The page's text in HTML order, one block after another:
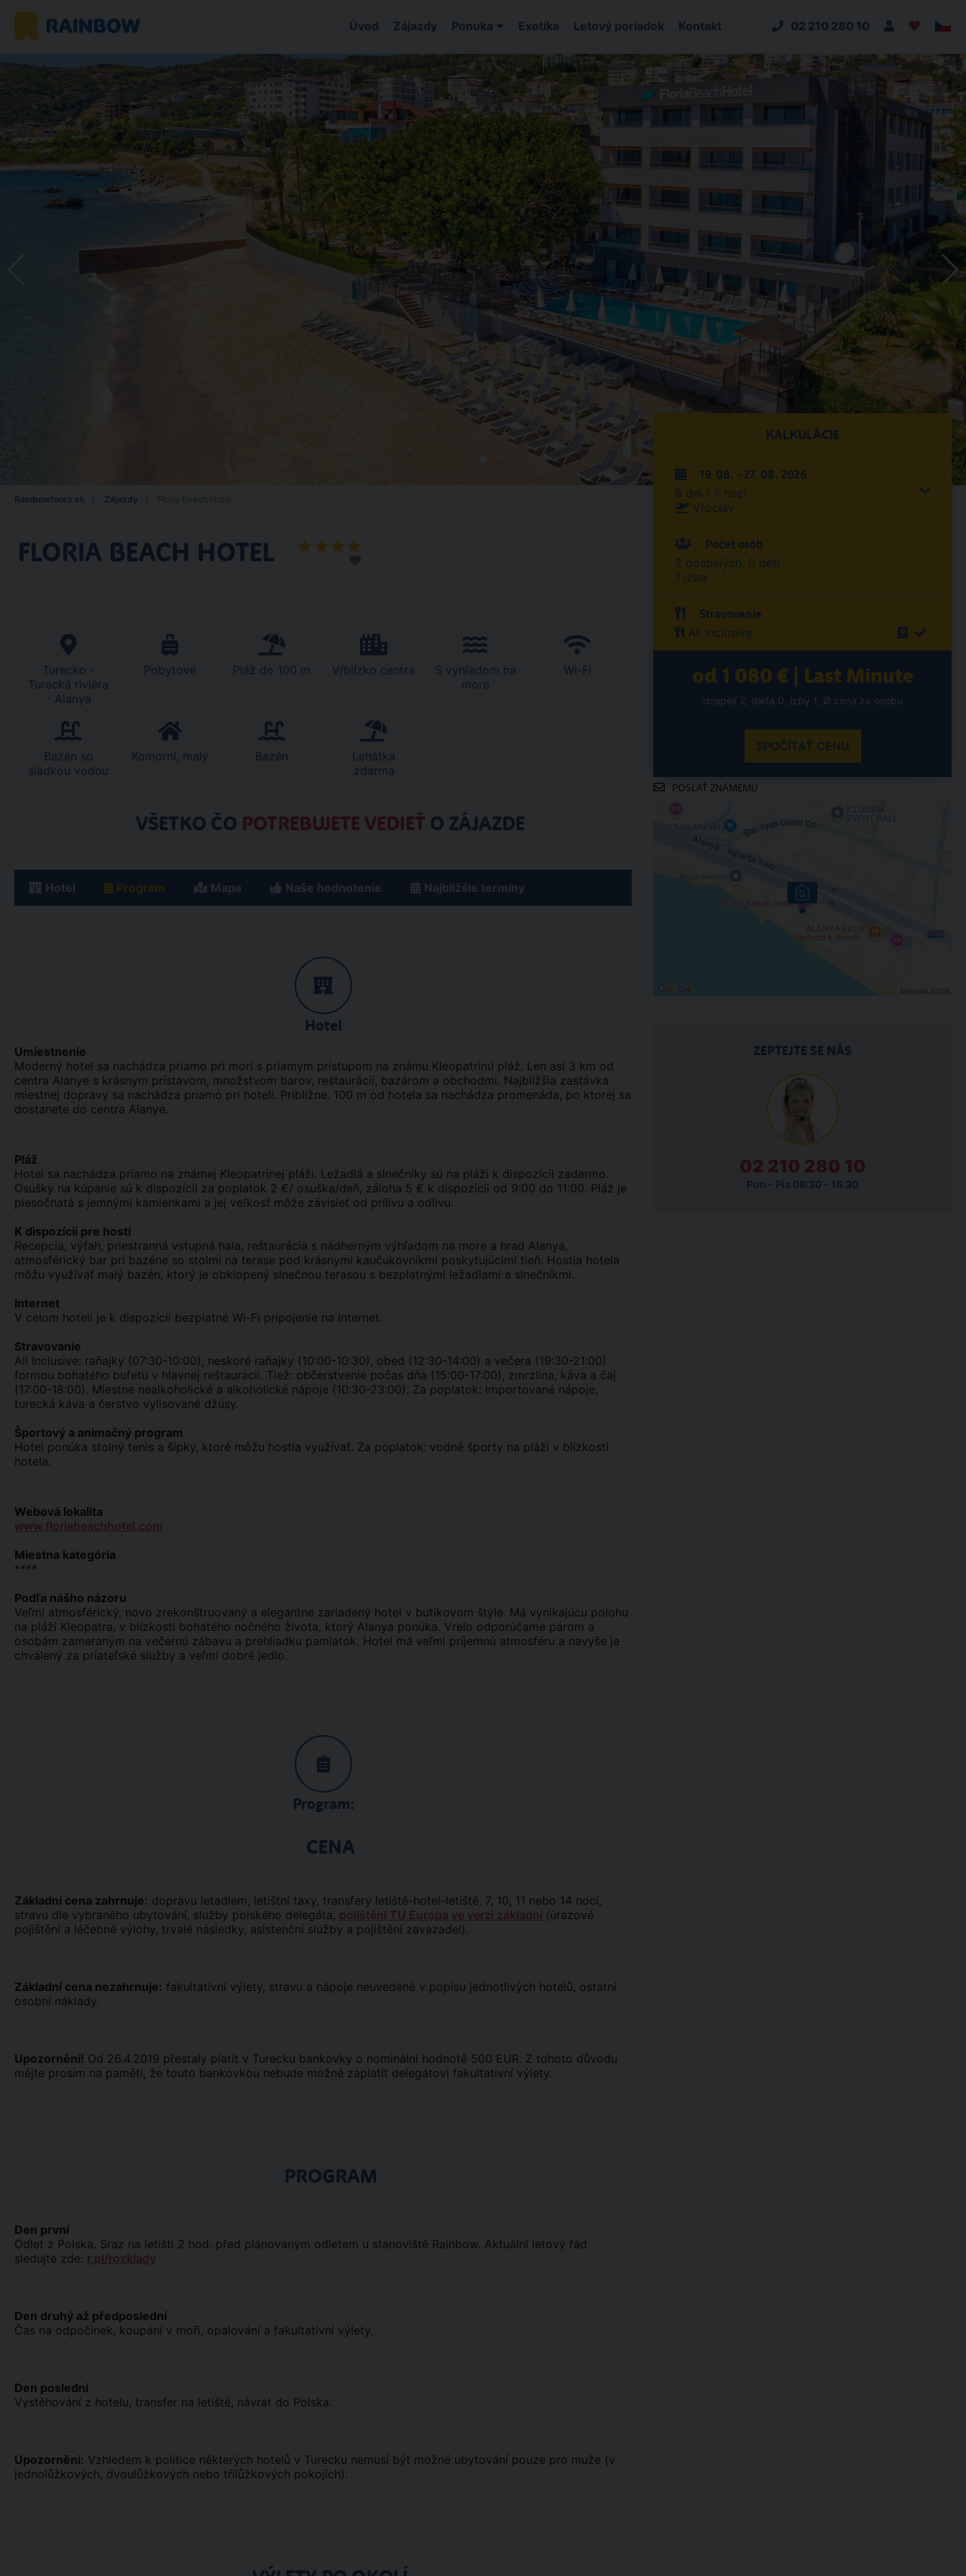
Úvod Zájazdy Ponuka Exotika Letový poriadok Kontakt 02 210 280 10
Rainbowtours.sk Zájazdy
FLORIA BEACH HOTEL
Turecko -
Turecká riviéra
- Alanya
Pobytové Pláž do 100 m V/blízko centra
S výhľadom na
more
Wi-Fi
Bazén so
sladkou vodou
Komorní, malý Bazén
Lehátka
zdarma
VŠETKO ČO POTREBUJETE VEDIEŤ O ZÁJAZDE
Hotel Program Mapa Naše hodnotenie Najbližšie termíny
Hotel
Umiestnenie
Moderný hotel sa nachádza priamo pri mori s priamym prístupom na známu Kleopatrinú pláž. Len asi 3 km od
centra Alanye s krásnym prístavom, množstvom barov, reštaurácií, bazárom a obchodmi. Najbližšia zastávka
miestnej dopravy sa nachádza priamo pri hoteli. Približne. 100 m od hotela sa nachádza promenáda, po ktorej sa
dostanete do centra Alanye.
.
Pláž
Hotel sa nachádza priamo na známej Kleopatrinej pláži. Ležadlá a slnečníky sú na pláži k dispozícii zadarmo.
Osušky na kúpanie sú k dispozícii za poplatok 2 €/ osuška/deň, záloha 5 € k dispozícii od 9:00 do 11:00. Pláž je
piesočnatá s jemnými kamienkami a jej veľkosť môže závisieť od prílivu a odlivu.
K dispozícii pre hostí
Recepcia, výťah, priestranná vstupná hala, reštaurácia s nádherným výhľadom na more a hrad Alanya,
atmosférický bar pri bazéne so stolmi na terase pod krásnymi kaučukovníkmi poskytujúcimi tieň. Hostia hotela
môžu využívať malý bazén, ktorý je obklopený slnečnou terasou s bezplatnými ležadlami a slnečníkmi.
Internet
V celom hoteli je k dispozícii bezplatné Wi-Fi pripojenie na internet.
Stravovanie
All Inclusive: raňajky (07:30-10:00), neskoré raňajky (10:00-10:30), obed (12:30-14:00) a večera (19:30-21:00)
formou bohatého bufetu v hlavnej reštaurácii. Tiež: občerstvenie počas dňa (15:00-17:00), zmrzlina, káva a čaj
(17:00-18:00). Miestne nealkoholické a alkoholické nápoje (10:30-23:00). Za poplatok: importované nápoje,
turecká káva a čerstvo vylisované džúsy.
Športový a animačný program
Hotel ponúka stolný tenis a šípky, ktoré môžu hostia využívať. Za poplatok: vodné športy na pláži v blízkosti
hotela.
.
Webová lokalita
www.floriabeachhotel.com
Miestna kategória
****
Podľa nášho názoru
Veľmi atmosférický, novo zrekonštruovaný a elegantne zariadený hotel v butikovom štýle. Má vynikajúcu polohu
na pláži Kleopatra, v blízkosti bohatého nočného života, ktorý Alanya ponúka. Vrelo odporúčame párom a
osobám zameraným na večernú zábavu a prehliadku pamiatok. Hotel má veľmi príjemnú atmosféru a navyše je
chválený za priateľské služby a veľmi dobré jedlo.
Program:
CENA
Základní cena zahrnuje: dopravu letadlem, letištní taxy, transfery letiště-hotel-letiště, 7, 10, 11 nebo 14 nocí,
stravu dle vybraného ubytování, služby polského delegáta, pojištění TU Europa ve verzi základní (úrazové
pojištění a léčebné výlohy, trvalé následky, asistenční služby a pojištění zavazadel).
Základní cena nezahrnuje: fakultativní výlety, stravu a nápoje neuvedené v popisu jednotlivých hotelů, ostatní
osobní náklady.
Upozornění! Od 26.4.2019 přestaly platit v Turecku bankovky o nominální hodnotě 500 EUR. Z tohoto důvodu
mějte prosím na paměti, že touto bankovkou nebude možné zaplatit delegátovi fakultativní výlety.
PROGRAM
Den první
Odlet z Polska. Sraz na letišti 2 hod. před plánovaným odletem u stanoviště Rainbow. Aktuální letový řád
sledujte zde: r.pl/rozklady
Den druhý až předposlední
Čas na odpočinek, koupání v moři, opalování a fakultativní výlety.
Den poslední
Vystěhování z hotelu, transfer na letiště, návrat do Polska.
Upozornění: Vzhledem k politice některých hotelů v Turecku nemusí být možné ubytování pouze pro muže (v
jednolůžkových, dvoulůžkových nebo třílůžkových pokojích).
KALKULÁCIE
19. 08. - 27. 08. 2026
8 dní / 7 nocí
Vroclav
Počet osôb
2 dospelých, 0 detí
1 izba
Stravovanie
All Inclusive
od 1 080 € | Last Minute
dospelí 2, dieťa 0, izby 1, Ø cena za osobu
SPOČÍTAŤ CENU
POSLAŤ ZNÁMEMU
ZEPTEJTE SE NÁS
02 210 280 10
Pon - Pia 08:30 - 16:30